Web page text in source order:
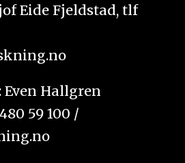
Eide Fjeldstad, tlf
Hallgren
59 100 /